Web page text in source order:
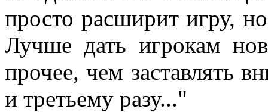
просто расширит игру,
Лучше дать игрокам
прочее, чем заставлять
и третьему разу..."